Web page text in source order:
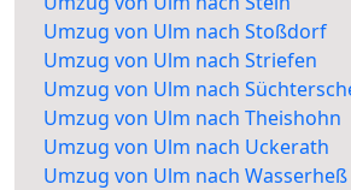
Umzug von Ulm nach Stoßdorf
Umzug von Ulm nach Striefen
Umzug von Ulm nach
Umzug von Ulm nach Theishohn
Umzug von Ulm nach Uckerath
Umzug von Ulm nach Wasserheß